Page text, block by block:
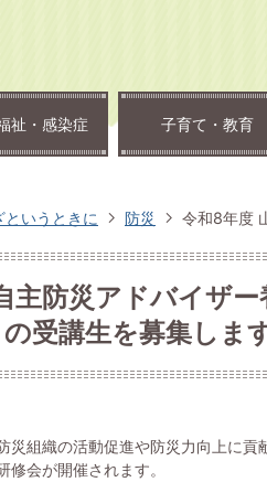
祉・感染症 子育て・教育
というときに 防災 令和8年度
主防災アドバイザー
の受講生を募集しま
災組織の活動促進や防災力向上に貢
会が開催されます。